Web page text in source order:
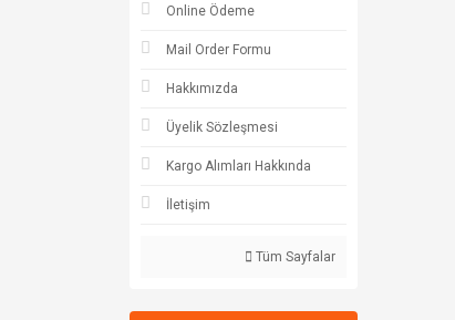
Online Ödeme
Mail Order Formu
Hakkımızda
Üyelik Sözleşmesi
Kargo Alımları Hakkında
İletişim
Tüm Sayfalar